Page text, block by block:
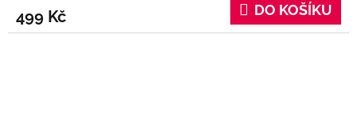
499 Kč DO KOŠÍKU